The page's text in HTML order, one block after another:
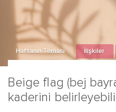
Beige flag (bej
kaderini
Haftanın Teması İlişkiler